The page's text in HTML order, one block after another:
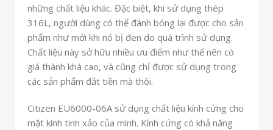
những chất liệu khác. Đặc biệt, khi sử dụng thép
316L, người dùng có thể đánh bóng lại được cho sản
phẩm như mới khi nó bị đen do quá trình sử dụng.
Chất liệu này sở hữu nhiều ưu điểm như thế nên có
giá thành khá cao, và cũng chỉ được sử dụng trong
các sản phẩm đắt tiền mà thôi.
Citizen EU6000-06A sử dụng chất liệu kính cứng cho
mặt kính tinh xảo của mình. Kính cứng có khả năng